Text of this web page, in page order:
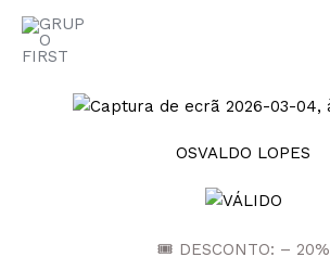
Skip
content
OSVALDO LOPES
🎟 DESCONTO: – 20%